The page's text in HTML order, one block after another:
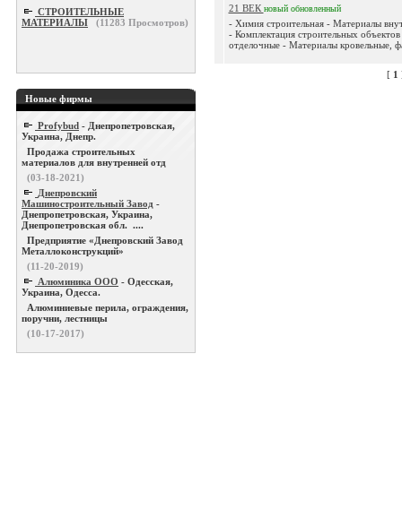
СТРОИТЕЛЬНЫЕ
МАТЕРИАЛЫ
(11283 Просмотров)
Новые фирмы
Profybud - Днепропетровская,
Украина, Днепр.
Продажа строительных
материалов для внутренней отд
(03-18-2021)
Днепровский
Машиностроительный Завод -
Днепропетровская, Украина,
Днепропетровская обл. ....
Предприятие «Днепровский Завод
Металлоконструкций»
(11-20-2019)
Алюминика ООО - Одесская,
Украина, Одесса.
Алюминиевые перила, ограждения,
поручни, лестницы
(10-17-2017)
21 ВЕК новый обновленный
- Химия строительная - Материалы
- Комплектация строительных
отделочные - Материалы кровельные,
[ 1